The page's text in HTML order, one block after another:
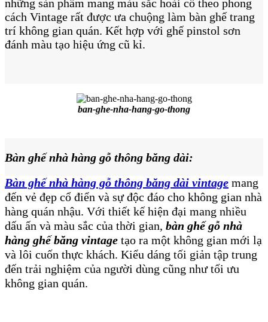
những sản phẩm mang màu sắc hoài cổ theo phong
cách Vintage rất được ưa chuộng làm bàn ghế trang
trí không gian quán. Kết hợp với ghế pinstol sơn
đánh màu tạo hiệu ứng cũ kỉ.
ban-ghe-nha-hang-go-thong
Bàn ghế nhà hàng gỗ thông băng dài:
Bàn ghế nhà hàng gỗ thông băng dài vintage mang
đến vẻ đẹp cổ điển và sự độc đáo cho không gian nhà
hàng quán nhậu. Với thiết kế hiện đại mang nhiều
dấu ấn và màu sắc của thời gian, bàn ghế gỗ nhà
hàng ghế băng vintage tạo ra một không gian mới lạ
và lôi cuốn thực khách. Kiểu dáng tối giản tập trung
đến trải nghiệm của người dùng cũng như tối ưu
không gian quán.